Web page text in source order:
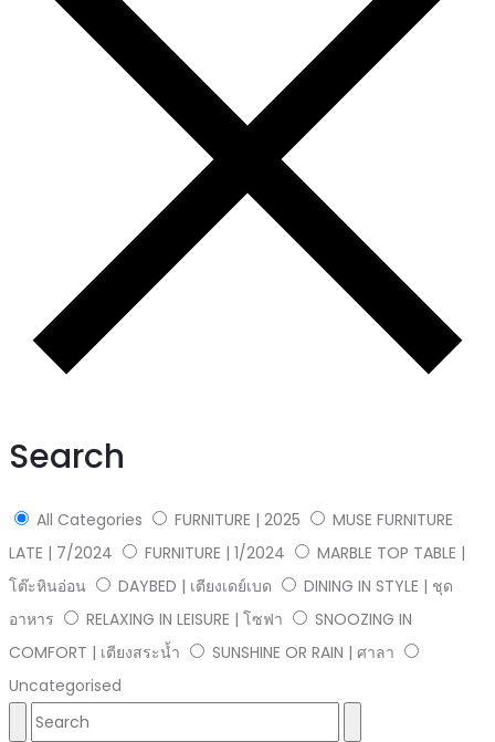
Search
All Categories FURNITURE | 2025
MUSE FURNITURE
LATE | 7/2024
FURNITURE | 1/2024
MARBLE TOP TABLE |
โต๊ะหินอ่อน
DAYBED | เตียงเดย์เบด
DINING IN STYLE | ชุด
อาหาร
RELAXING IN LEISURE | โซฟา
SNOOZING IN
COMFORT | เตียงสระน้ำ
SUNSHINE OR RAIN | ศาลา
Uncategorised